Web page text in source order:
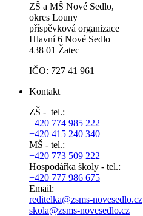
ZŠ a MŠ Nové Sedlo,
okres Louny
příspěvková organizace
Hlavní 6 Nové Sedlo
438 01 Žatec
IČO: 727 41 961
Kontakt
ZŠ - tel.:
+420 774 985 222
+420 415 240 340
MŠ - tel.:
+420 773 509 222
Hospodářka školy - tel.:
+420 777 986 675
Email:
reditelka@zsms-novesedlo.cz
skola@zsms-novesedlo.cz